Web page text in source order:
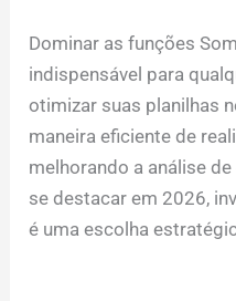
Dominar as funções
indispensável para
otimizar suas planilhas
maneira eficiente de
melhorando a análise
se destacar em 2026,
é uma escolha